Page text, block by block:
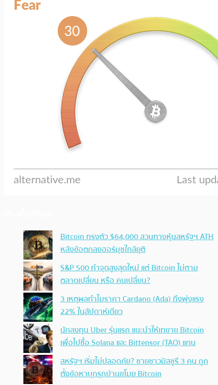
Bitcoin ทรงตัว $64,000 สวนทางหุ้นสหรัฐฯ ATH
หลังข้อตกลงฮอร์มุซใกล้ยุติ
S&P 500 ทำจุดสูงสุดใหม่ แต่ Bitcoin ไม่ตาม
ตลาดเปลี่ยน หรือ คนเปลี่ยน?
3 เหตุผลทำไมราคา Cardano (Ada) ถึงพุ่งแรง
22% ในสัปดาห์เดียว
นักลงทุน Uber รุ่นแรก แนะนำให้เทขาย Bitcoin
เพื่อไปซื้อ Solana และ Bittensor (TAO) แทน
สหรัฐฯ เริ่มไม่ปลอดภัย? ชายชาวมิสซูรี 3 คน ถูก
ตั้งข้อหาบุกรุกบ้านขโมย Bitcoin